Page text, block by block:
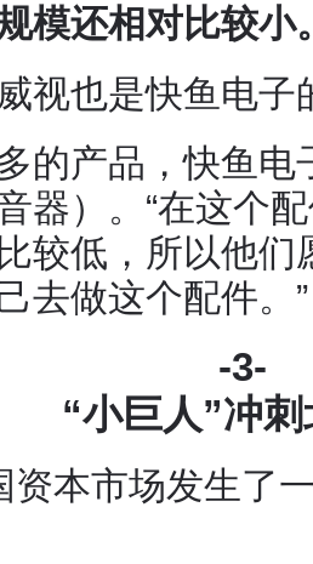
模还相对比较小
视也是快鱼电子
的产品，快鱼
器）。“在这个
较低，所以他
去做这个配件。
-3-
“小巨人”冲
资本市场发生了